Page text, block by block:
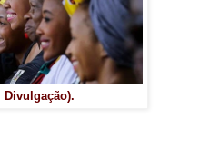
Divulgação).